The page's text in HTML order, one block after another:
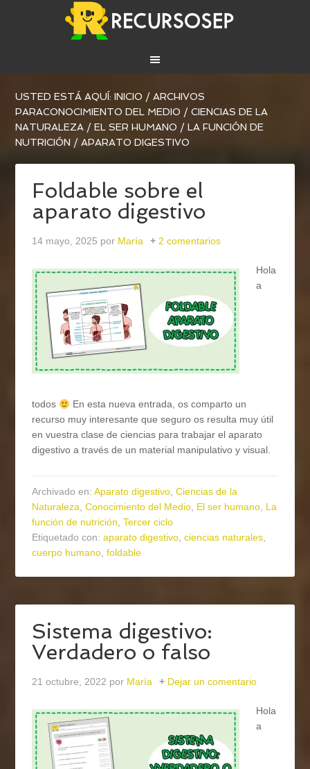
USTED ESTÁ AQUÍ:INICIO / ARCHIVOS
PARACONOCIMIENTO DEL MEDIO / CIENCIAS DE LA
NATURALEZA / EL SER HUMANO / LA FUNCIÓN DE
NUTRICIÓN / APARATO DIGESTIVO
Foldable sobre el
aparato digestivo
14 mayo, 2025 por María 2 comentarios
Hola
a
todos
En esta nueva entrada, os comparto un
recurso muy interesante que seguro os resulta muy útil
en vuestra clase de ciencias para trabajar el aparato
digestivo a través de un material manipulativo y visual.
Archivado en:Aparato digestivo,Ciencias de la
Naturaleza,Conocimiento del Medio, El ser humano, La
función de nutrición,Tercer ciclo
Etiquetado con:aparato digestivo,ciencias naturales,
cuerpo humano,foldable
Sistema digestivo:
Verdadero o falso
21 octubre, 2022 por María Dejar un comentario
Hola
a